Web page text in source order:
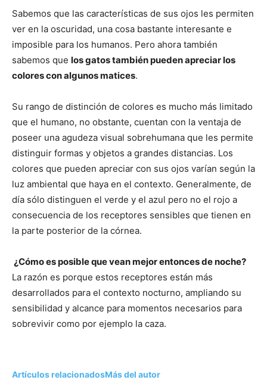
–
Razas
Gatos
Sabemos que las características de sus ojos les permiten
ver en la oscuridad, una cosa bastante interesante e
imposible para los humanos. Pero ahora también
sabemos que los gatos también pueden apreciar los
colores con algunos matices.
Su rango de distinción de colores es mucho más limitado
que el humano, no obstante, cuentan con la ventaja de
poseer una agudeza visual sobrehumana que les permite
distinguir formas y objetos a grandes distancias. Los
colores que pueden apreciar con sus ojos varían según la
luz ambiental que haya en el contexto. Generalmente, de
día sólo distinguen el verde y el azul pero no el rojo a
consecuencia de los receptores sensibles que tienen en
la parte posterior de la córnea.
¿Cómo es posible que vean mejor entonces de noche?
La razón es porque estos receptores están más
desarrollados para el contexto nocturno, ampliando su
sensibilidad y alcance para momentos necesarios para
sobrevivir como por ejemplo la caza.
Artículos relacionadosMás del autor